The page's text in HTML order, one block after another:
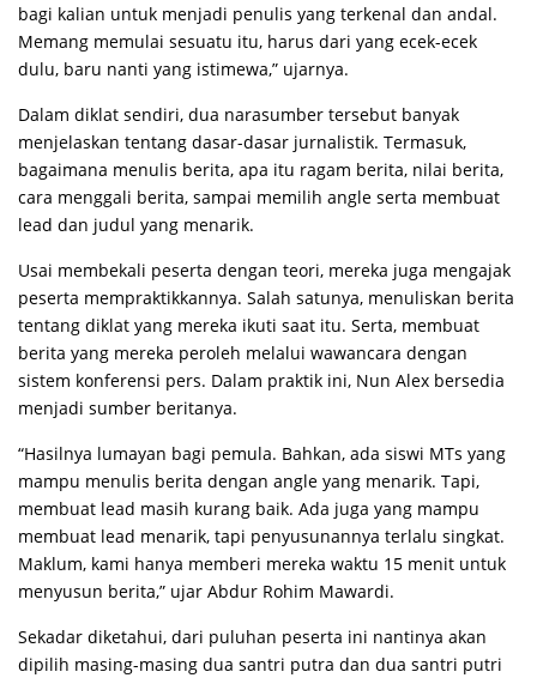
bagi kalian untuk menjadi penulis yang terkenal dan andal.
Memang memulai sesuatu itu, harus dari yang ecek-ecek
dulu, baru nanti yang istimewa,” ujarnya.
Dalam diklat sendiri, dua narasumber tersebut banyak
menjelaskan tentang dasar-dasar jurnalistik. Termasuk,
bagaimana menulis berita, apa itu ragam berita, nilai berita,
cara menggali berita, sampai memilih angle serta membuat
lead dan judul yang menarik.
Usai membekali peserta dengan teori, mereka juga mengajak
peserta mempraktikkannya. Salah satunya, menuliskan berita
tentang diklat yang mereka ikuti saat itu. Serta, membuat
berita yang mereka peroleh melalui wawancara dengan
sistem konferensi pers. Dalam praktik ini, Nun Alex bersedia
menjadi sumber beritanya.
“Hasilnya lumayan bagi pemula. Bahkan, ada siswi MTs yang
mampu menulis berita dengan angle yang menarik. Tapi,
membuat lead masih kurang baik. Ada juga yang mampu
membuat lead menarik, tapi penyusunannya terlalu singkat.
Maklum, kami hanya memberi mereka waktu 15 menit untuk
menyusun berita,” ujar Abdur Rohim Mawardi.
Sekadar diketahui, dari puluhan peserta ini nantinya akan
dipilih masing-masing dua santri putra dan dua santri putri